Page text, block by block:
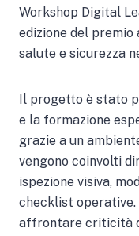
Workshop Digital
edizione del premio
salute e sicurezza
Il progetto è stato
e la formazione
grazie a un
vengono coinvolti
ispezione visiva,
checklist operative.
affrontare criticità